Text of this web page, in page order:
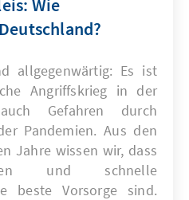
Wie
allgegenwärtig: Es ist
Angriffskrieg in der
Gefahren durch
Pandemien. Aus den
Jahre wissen wir, dass
und schnelle
beste Vorsorge sind.